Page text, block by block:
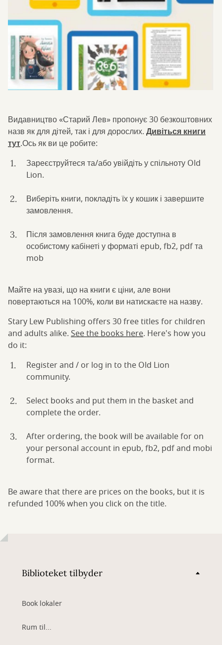
Видавництво «Старий Лев» пропонує 30 безкоштовних
назв як для дітей, так і для дорослих. Дивіться книги
тут.Ось як ви це робите:
Зареєструйтеся та/або увійдіть у спільноту Old
Lion.
Виберіть книги, покладіть їх у кошик і завершите
замовлення.
Після замовлення книга буде доступна в
особистому кабінеті у форматі epub, fb2, pdf та
mob
Майте на увазі, що на книги є ціни, але вони
повертаються на 100%, коли ви натискаєте на назву.
Stary Lew Publishing offers 30 free titles for children
and adults alike. See the books here. Here's how you
do it:
Register and / or log in to the Old Lion
community.
Select books and put them in the basket and
complete the order.
After ordering, the book will be available for on
your personal account in epub, fb2, pdf and mobi
format.
Be aware that there are prices on the books, but it is
refunded 100% when you click on the title.
Biblioteket tilbyder
Book lokaler
Rum til...